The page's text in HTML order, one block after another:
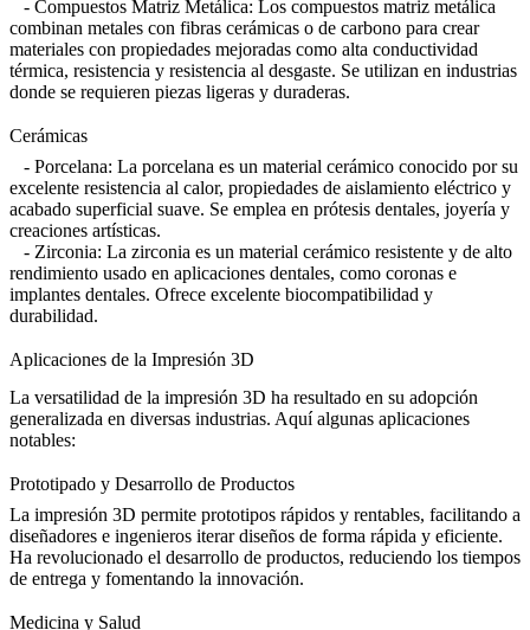
- Compuestos Matriz Metálica: Los compuestos matriz metálica
combinan metales con fibras cerámicas o de carbono para crear
materiales con propiedades mejoradas como alta conductividad
térmica, resistencia y resistencia al desgaste. Se utilizan en industrias
donde se requieren piezas ligeras y duraderas.
Cerámicas
- Porcelana: La porcelana es un material cerámico conocido por su
excelente resistencia al calor, propiedades de aislamiento eléctrico y
acabado superficial suave. Se emplea en prótesis dentales, joyería y
creaciones artísticas.
- Zirconia: La zirconia es un material cerámico resistente y de alto
rendimiento usado en aplicaciones dentales, como coronas e
implantes dentales. Ofrece excelente biocompatibilidad y
durabilidad.
Aplicaciones de la Impresión 3D
La versatilidad de la impresión 3D ha resultado en su adopción
generalizada en diversas industrias. Aquí algunas aplicaciones
notables:
Prototipado y Desarrollo de Productos
La impresión 3D permite prototipos rápidos y rentables, facilitando a
diseñadores e ingenieros iterar diseños de forma rápida y eficiente.
Ha revolucionado el desarrollo de productos, reduciendo los tiempos
de entrega y fomentando la innovación.
Medicina y Salud